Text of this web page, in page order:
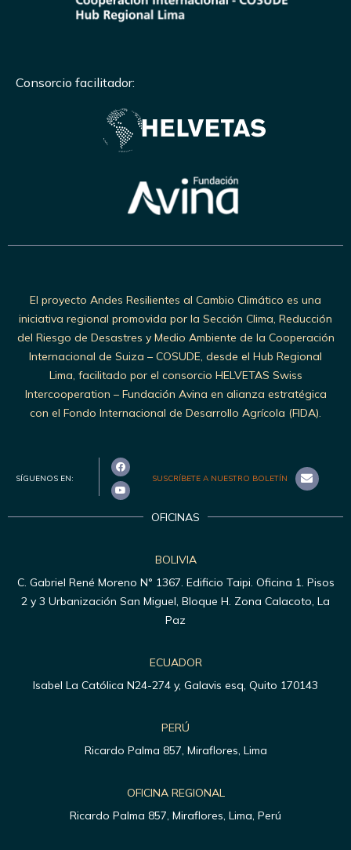
Consorcio facilitador:
El proyecto Andes Resilientes al Cambio Climático es una
iniciativa regional promovida por la Sección Clima, Reducción
del Riesgo de Desastres y Medio Ambiente de la Cooperación
Internacional de Suiza – COSUDE, desde el Hub Regional
Lima, facilitado por el consorcio HELVETAS Swiss
Intercooperation – Fundación Avina en alianza estratégica
con el Fondo Internacional de Desarrollo Agrícola (FIDA).
SÍGUENOS EN: SUSCRÍBETE A NUESTRO BOLETÍN
OFICINAS
BOLIVIA
C. Gabriel René Moreno N° 1367. Edificio Taipi. Oficina 1. Pisos
2 y 3 Urbanización San Miguel, Bloque H. Zona Calacoto, La
Paz
ECUADOR
Isabel La Católica N24-274 y, Galavis esq, Quito 170143
PERÚ
Ricardo Palma 857, Miraflores, Lima
OFICINA REGIONAL
Ricardo Palma 857, Miraflores, Lima, Perú